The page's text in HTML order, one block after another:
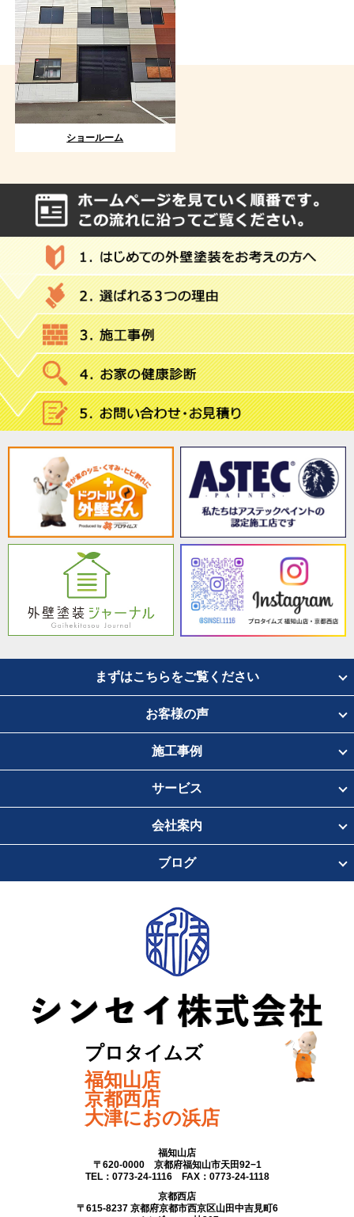
ショールーム
まずはこちらをご覧ください
お客様の声
施工事例
サービス
会社案内
ブログ
プロタイムズ
福知山店
京都西店
大津におの浜店
福知山店
〒620-0000 京都府福知山市天田92−1
TEL：0773-24-1116 FAX：0773-24-1118
京都西店
〒615-8237 京都府京都市西京区山田中吉見町6